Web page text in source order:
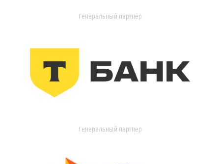
Генеральный партнер
Генеральный партнер